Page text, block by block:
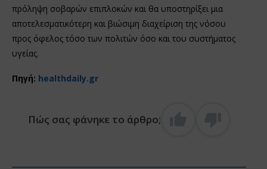
πρόληψη σοβαρών επιπλοκών και θα υποστηρίξει μια
αποτελεσματικότερη και βιώσιμη διαχείριση της νόσου
προς όφελος τόσο των πολιτών όσο και του συστήματος
υγείας.
Πηγή: healthdaily.gr
Πώς σας φάνηκε το άρθρο;